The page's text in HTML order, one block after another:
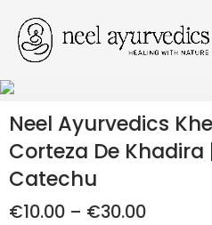
Neel Ayurvedics
Corteza De
Catechu
€10.00 – €30.00